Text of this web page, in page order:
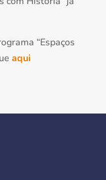
“Espaços
aqui